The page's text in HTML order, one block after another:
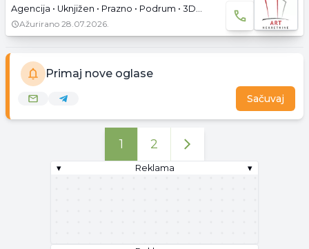
Agencija • Uknjižen • Prazno • Podrum • 3D tura • Video
Ažurirano 28.07.2026.
Primaj nove oglase
Sačuvaj
1 2
▾ Reklama ▾